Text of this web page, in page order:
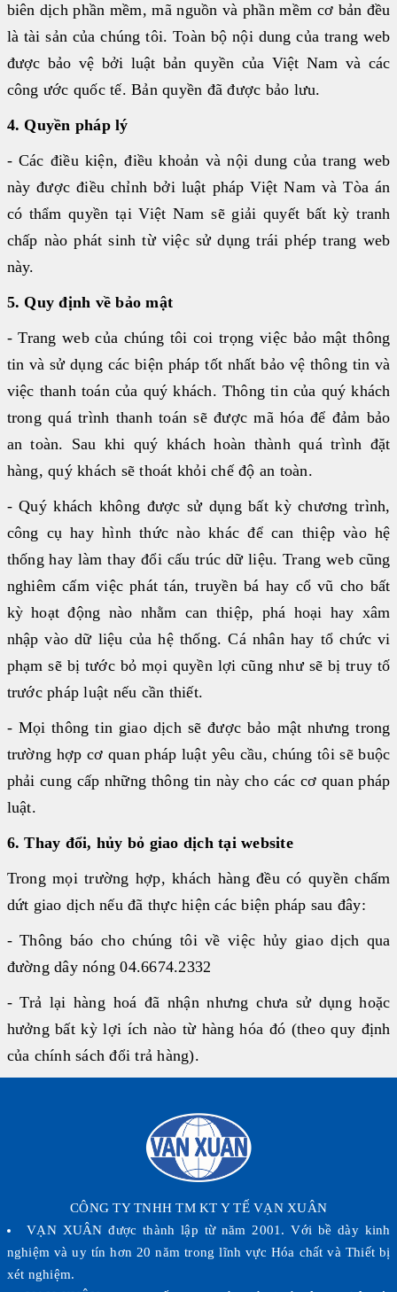
biên dịch phần mềm, mã nguồn và phần mềm cơ bản đều
là tài sản của chúng tôi. Toàn bộ nội dung của trang web
được bảo vệ bởi luật bản quyền của Việt Nam và các
công ước quốc tế. Bản quyền đã được bảo lưu.
4. Quyền pháp lý
- Các điều kiện, điều khoản và nội dung của trang web
này được điều chỉnh bởi luật pháp Việt Nam và Tòa án
có thẩm quyền tại Việt Nam sẽ giải quyết bất kỳ tranh
chấp nào phát sinh từ việc sử dụng trái phép trang web
này.
5. Quy định về bảo mật
- Trang web của chúng tôi coi trọng việc bảo mật thông
tin và sử dụng các biện pháp tốt nhất bảo vệ thông tin và
việc thanh toán của quý khách. Thông tin của quý khách
trong quá trình thanh toán sẽ được mã hóa để đảm bảo
an toàn. Sau khi quý khách hoàn thành quá trình đặt
hàng, quý khách sẽ thoát khỏi chế độ an toàn.
- Quý khách không được sử dụng bất kỳ chương trình,
công cụ hay hình thức nào khác để can thiệp vào hệ
thống hay làm thay đổi cấu trúc dữ liệu. Trang web cũng
nghiêm cấm việc phát tán, truyền bá hay cổ vũ cho bất
kỳ hoạt động nào nhằm can thiệp, phá hoại hay xâm
nhập vào dữ liệu của hệ thống. Cá nhân hay tổ chức vi
phạm sẽ bị tước bỏ mọi quyền lợi cũng như sẽ bị truy tố
trước pháp luật nếu cần thiết.
- Mọi thông tin giao dịch sẽ được bảo mật nhưng trong
trường hợp cơ quan pháp luật yêu cầu, chúng tôi sẽ buộc
phải cung cấp những thông tin này cho các cơ quan pháp
luật.
6. Thay đổi, hủy bỏ giao dịch tại website
Trong mọi trường hợp, khách hàng đều có quyền chấm
dứt giao dịch nếu đã thực hiện các biện pháp sau đây:
- Thông báo cho chúng tôi về việc hủy giao dịch qua
đường dây nóng 04.6674.2332
- Trả lại hàng hoá đã nhận nhưng chưa sử dụng hoặc
hưởng bất kỳ lợi ích nào từ hàng hóa đó (theo quy định
của chính sách đổi trả hàng).
CÔNG TY TNHH TM KT Y TẾ VẠN XUÂN
VẠN XUÂN được thành lập từ năm 2001. Với bề dày kinh
nghiệm và uy tín hơn 20 năm trong lĩnh vực Hóa chất và Thiết bị
xét nghiệm.